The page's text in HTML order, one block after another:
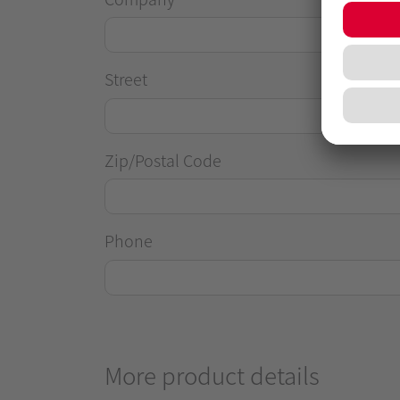
Street
Zip/Postal Code
Phone
More product details